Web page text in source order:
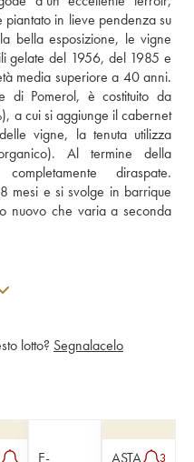
in lieve pendenza su
bella esposizione, le vigne
gelate del 1956, del 1985 e
media superiore a 40 anni.
di Pomerol, è costituito da
a cui si aggiunge il cabernet
vigne, la tenuta utilizza
Al termine della
diraspate.
mesi e si svolge in barrique
nuovo che varia a seconda
lotto? Segnalacelo
E- ASTA 3